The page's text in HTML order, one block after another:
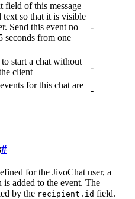
field of this message
text so that it is visible
Send this event no
seconds from one
-
start a chat without
client
-
for this chat are
-
#
for the JivoChat user, a
added to the event. The
by the recipient.id field.